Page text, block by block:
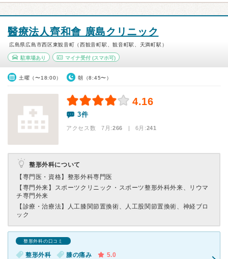
醫療法人齊和會 廣島クリニック
広島県広島市西区東観音町（西観音町駅、観音町駅、天満町駅）
駐車場あり マイナ受付(スマホ可)
土曜（〜18:00） 朝（8:45〜）
4.16
3件
アクセス数 7月:266 | 6月:241
整形外科について
【専門医・資格】 整形外科専門医
【専門外来】 スポーツクリニック・スポーツ整形外科外来、リウマ
チ専門外来
【診療・治療法】
人工膝関節置換術、人工股関節置換術、神経ブロ
ック
整形外科の口コミ
整形外科 膝の痛み
5.0